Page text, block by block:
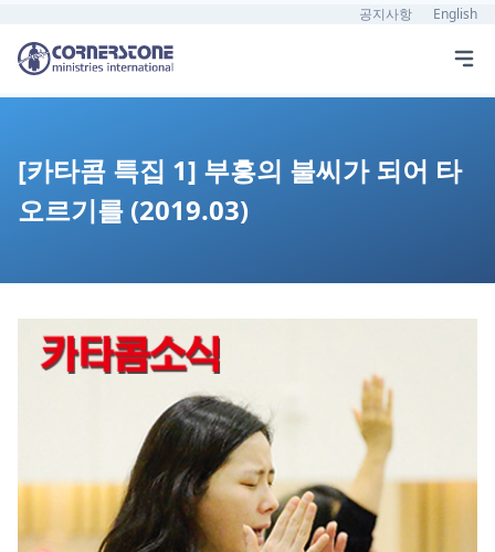
공지사항 English
[카타콤 특집 1] 부흥의 불씨가 되어 타
오르기를 (2019.03)